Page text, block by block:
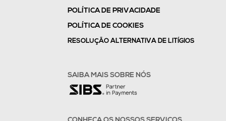
POLÍTICA DE PRIVACIDADE
POLÍTICA DE COOKIES
RESOLUÇÃO ALTERNATIVA DE LITÍGIOS
SAIBA MAIS SOBRE NÓS